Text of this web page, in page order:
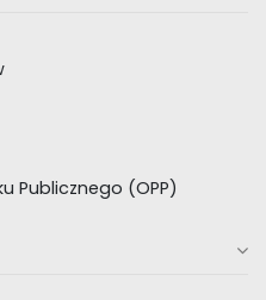
Publicznego (OPP)